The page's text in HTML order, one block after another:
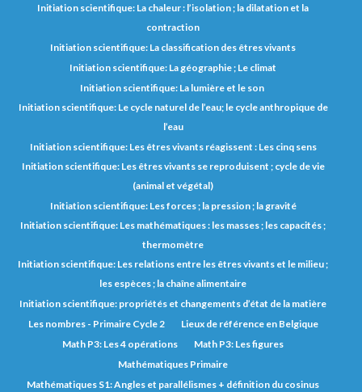
Initiation scientifique: La chaleur : l’isolation ; la dilatation et la
contraction
Initiation scientifique: La classification des êtres vivants
Initiation scientifique: La géographie ; Le climat
Initiation scientifique: La lumière et le son
Initiation scientifique: Le cycle naturel de l’eau; le cycle anthropique de
l’eau
Initiation scientifique: Les êtres vivants réagissent : Les cinq sens
Initiation scientifique: Les êtres vivants se reproduisent ; cycle de vie
(animal et végétal)
Initiation scientifique: Les forces ; la pression ; la gravité
Initiation scientifique: Les mathématiques : les masses ; les capacités ;
thermomètre
Initiation scientifique: Les relations entre les êtres vivants et le milieu ;
les espèces ; la chaîne alimentaire
Initiation scientifique: propriétés et changements d’état de la matière
Les nombres - Primaire Cycle 2
Lieux de référence en Belgique
Math P3: Les 4 opérations
Math P3: Les figures
Mathématiques Primaire
Mathématiques S1: Angles et parallélismes + définition du cosinus